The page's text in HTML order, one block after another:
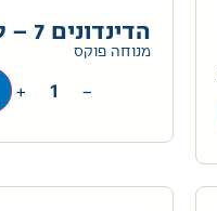
הדינדונים 7 – לא כועס
מנוחה פוקס
−
+